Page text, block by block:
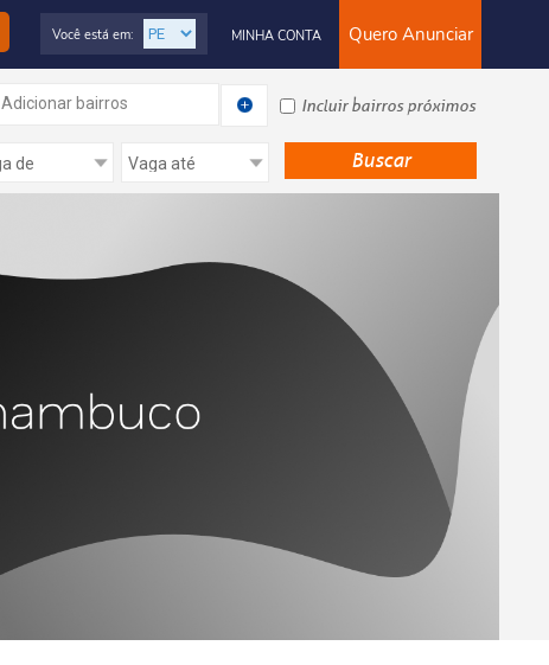
Quero Anunciar
MINHA CONTA
Você está em:
Adicionar bairros Incluir bairros próximos